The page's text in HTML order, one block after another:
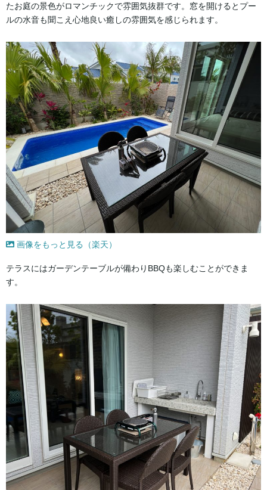
たお庭の景色がロマンチックで雰囲気抜群です。窓を開けるとプー
ルの水音も聞こえ心地良い癒しの雰囲気を感じられます。
画像をもっと見る（楽天）
テラスにはガーデンテーブルが備わりBBQも楽しむことができま
す。